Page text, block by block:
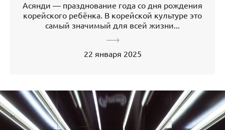
Асянди — празднование года со дня рождения
корейского ребёнка. В корейской культуре это
самый значимый для всей жизни...
22 января 2025